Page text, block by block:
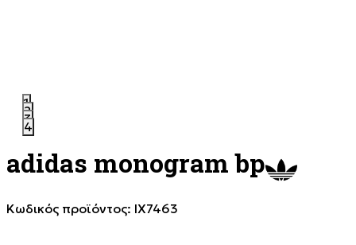
1
2
3
4
adidas monogram bp
Κωδικός προϊόντος: IX7463